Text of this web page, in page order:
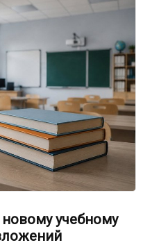
новому учебному